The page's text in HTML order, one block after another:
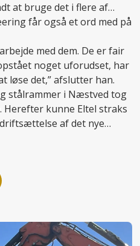
at bruge det i flere af
får også et ord med på
med dem. De er fair
noget uforudset, har
løse det,” afslutter han.
stålrammer i Næstved tog
Herefter kunne Eltel straks
af det nye